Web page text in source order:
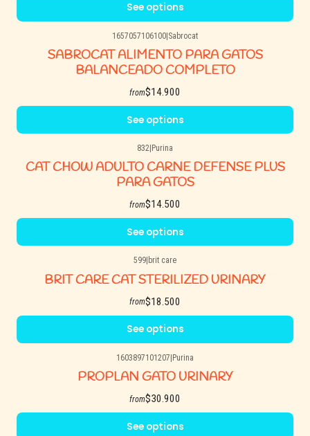
See options
1657057106100|Sabrocat
SABROCAT ALIMENTO PARA GATOS
BALANCEADO COMPLETO
from$14.900
See options
832 Purina
CAT CHOW ADULTO CARNE DEFENSE PLUS
PARA GATOS
from$14.500
See options
599 brit care
BRIT CARE CAT STERILIZED URINARY
from$18.500
See options
1603897101207|Purina
PROPLAN GATO URINARY
from$30.900
See options